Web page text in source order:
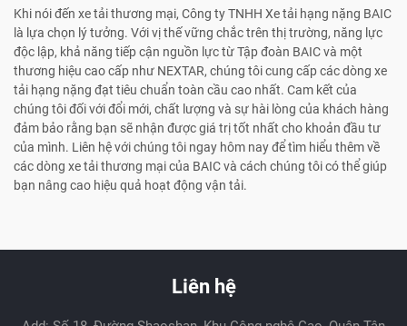
Khi nói đến xe tải thương mại, Công ty TNHH Xe tải hạng nặng BAIC
là lựa chọn lý tưởng. Với vị thế vững chắc trên thị trường, năng lực
độc lập, khả năng tiếp cận nguồn lực từ Tập đoàn BAIC và một
thương hiệu cao cấp như NEXTAR, chúng tôi cung cấp các dòng xe
tải hạng nặng đạt tiêu chuẩn toàn cầu cao nhất. Cam kết của
chúng tôi đối với đổi mới, chất lượng và sự hài lòng của khách hàng
đảm bảo rằng bạn sẽ nhận được giá trị tốt nhất cho khoản đầu tư
của mình. Liên hệ với chúng tôi ngay hôm nay để tìm hiểu thêm về
các dòng xe tải thương mại của BAIC và cách chúng tôi có thể giúp
bạn nâng cao hiệu quả hoạt động vận tải.
Liên hệ